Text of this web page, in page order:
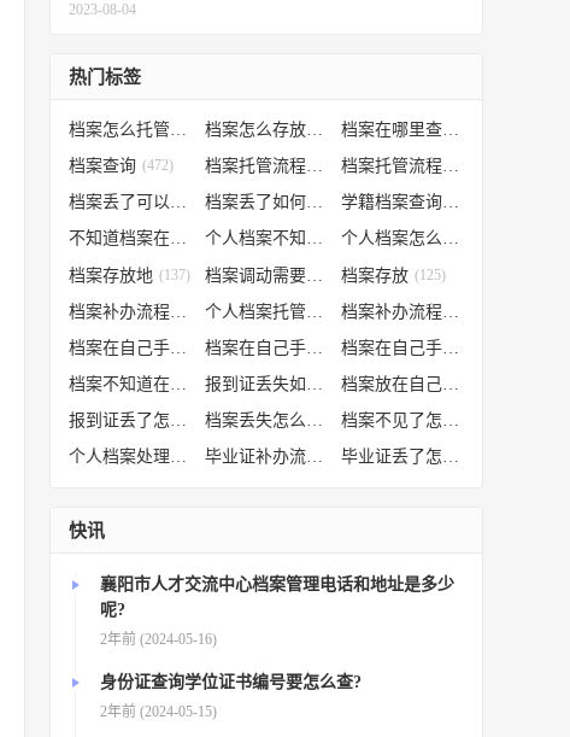
2023-08-04
热门标签
档案怎么托管(807) 档案怎么存放到人才市场 (535) 档案在哪里查询
档案查询 (472) 档案托管流程(454) 档案托管流程
档案丢了可以补办吗 (371) 档案丢了如何补办 (301) 学籍档案查询
不知道档案在哪里 (240) 个人档案不知道在哪儿 (191) 个人档案怎么调动
档案存放地 (137) 档案调动需要什么手续 (130)
档案存放 (125)
(106) (102) 档案补办流程
(85) 档案在自己手里 (66) 档案在自己手里怎么处理
档案不知道在哪怎么办 (62) 报到证丢失如何补办 (54) 档案放在自己手上
报到证丢了怎么补办 (52) 档案丢失怎么补办 (51) 档案不见了怎么补办
个人档案处理方法 (38) 毕业证补办流程 (36) 毕业证丢了怎么办
快讯
襄阳市人才交流中心档案管理电话和地址是多少
呢?
2年前 (2024-05-16)
身份证查询学位证书编号要怎么查?
2年前 (2024-05-15)